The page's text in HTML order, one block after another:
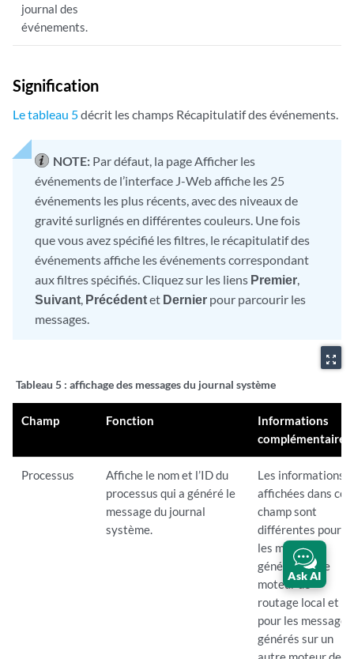
journal des
événements.
Signification
Le tableau 5décrit les champs Récapitulatif des événements.
NOTE: Par défaut, la page Afficher les
événements de l’interface J-Web affiche les 25
événements les plus récents, avec des niveaux de
gravité surlignés en différentes couleurs. Une fois
que vous avez spécifié les filtres, le récapitulatif des
événements affiche les événements correspondant
aux filtres spécifiés. Cliquez sur les liens Premier
Suivant Précédentet Dernier pour parcourir les
messages.
zoom_out_map
Tableau 5 : affichage des messages du journal système
Champ Fonction
Informations
complémentaires
Processus
Affiche le nom et l’ID du
processus qui a généré le
message du journal
système.
Les informations
affichées dans ce
champ sont
différentes pour
les messages
générés sur le
moteur de
routage local et
pour les messages
générés sur un
Ask AI